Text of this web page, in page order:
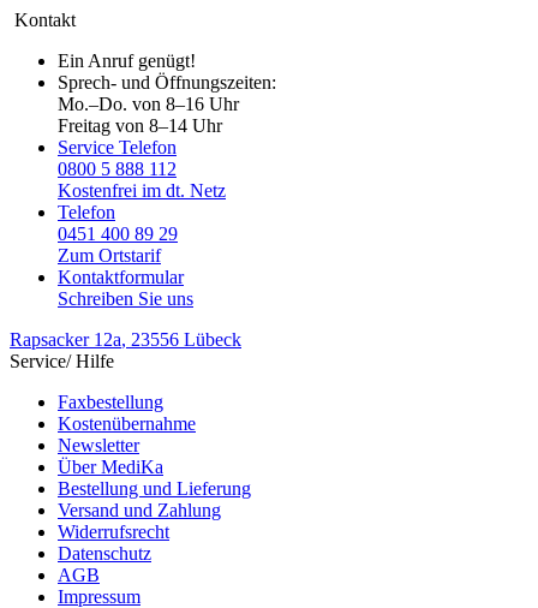
Kontakt
Ein Anruf genügt!
Sprech- und Öffnungszeiten:
Mo.–Do. von 8–16 Uhr
Freitag von 8–14 Uhr
Service Telefon
0800 5 888 112
Kostenfrei im dt. Netz
Telefon
0451 400 89 29
Zum Ortstarif
Kontaktformular
Schreiben Sie uns
Rapsacker 12a, 23556 Lübeck
Service/ Hilfe
Faxbestellung
Kostenübernahme
Newsletter
Über MediKa
Bestellung und Lieferung
Versand und Zahlung
Widerrufsrecht
Datenschutz
AGB
Impressum